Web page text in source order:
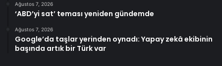
Ağustos 7, 2026
‘ABD’yi sat’ teması yeniden gündemde
Ağustos 7, 2026
Google’da taşlar yerinden oynadı: Yapay zekâ ekibinin
başında artık bir Türk var